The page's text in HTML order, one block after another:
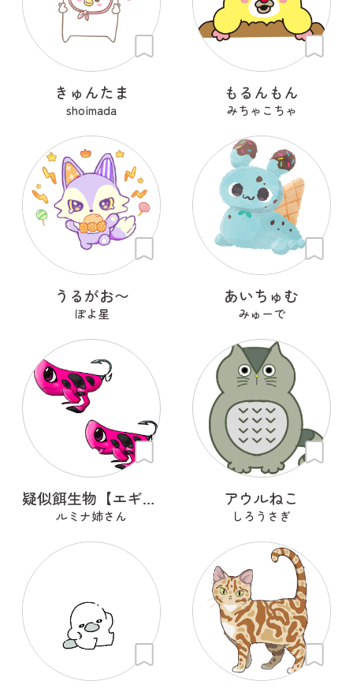
きゅんたま
shoimada
もるんもん
みちゃこちゃ
うるがお〜
ぽよ星
あいちゅむ
みゅーで
疑似餌生物【エギラ】
ルミナ姉さん
アウルねこ
しろうさぎ